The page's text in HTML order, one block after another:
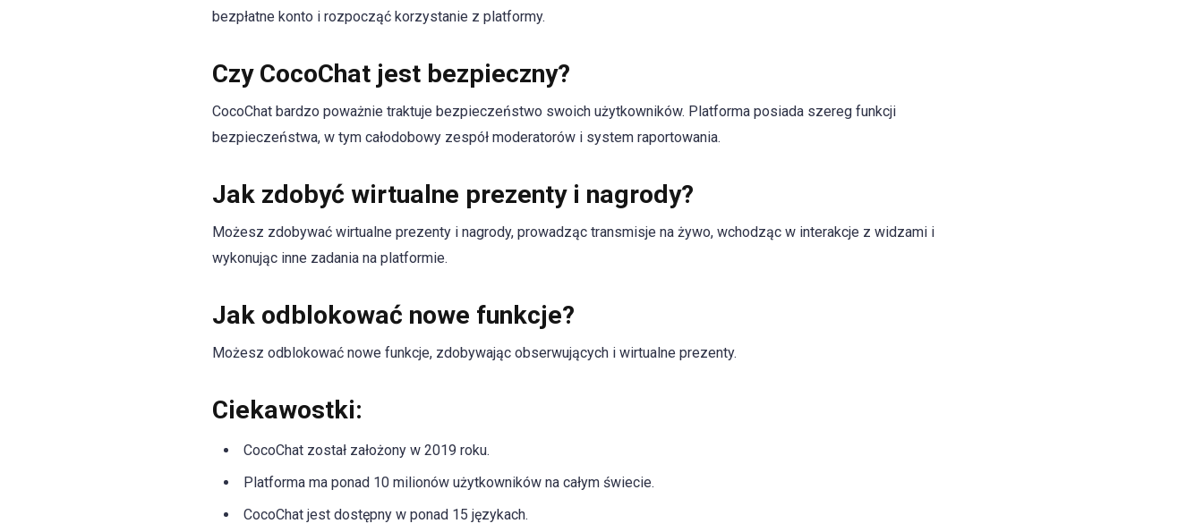
bezpłatne konto i rozpocząć korzystanie z platformy.
Czy CocoChat jest bezpieczny?
CocoChat bardzo poważnie traktuje bezpieczeństwo swoich użytkowników. Platforma posiada szereg funkcji
bezpieczeństwa, w tym całodobowy zespół moderatorów i system raportowania.
Jak zdobyć wirtualne prezenty i nagrody?
Możesz zdobywać wirtualne prezenty i nagrody, prowadząc transmisje na żywo, wchodząc w interakcje z widzami i
wykonując inne zadania na platformie.
Jak odblokować nowe funkcje?
Możesz odblokować nowe funkcje, zdobywając obserwujących i wirtualne prezenty.
Ciekawostki:
CocoChat został założony w 2019 roku.
Platforma ma ponad 10 milionów użytkowników na całym świecie.
CocoChat jest dostępny w ponad 15 językach.